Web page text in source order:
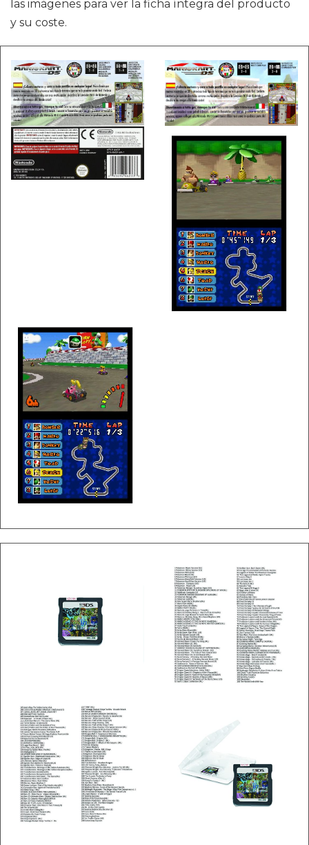
las imágenes para ver la ficha íntegra del producto
y su coste.